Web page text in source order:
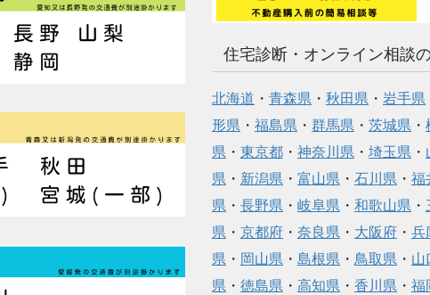
住宅診断・オンライン相談
北海道 ・ 青森県 ・ 秋田県 ・ 岩手県
形県 ・ 福島県 ・ 群馬県 ・ 茨城県 ・
県 ・ 東京都・ 神奈川県 ・ 埼玉県 ・
県 ・ 新潟県 ・ 富山県 ・ 石川県 ・ 福
県 ・ 長野県 ・ 岐阜県 ・ 和歌山県 ・
県 ・ 京都府・ 奈良県 ・ 大阪府・ 兵
県 ・ 岡山県 ・ 島根県 ・ 鳥取県 ・ 山
県 ・ 徳島県 ・ 高知県 ・ 香川県 ・ 福